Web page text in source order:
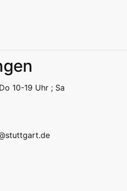
| Schulen
| Schulen Alle
10-19 Uhr ; Sa